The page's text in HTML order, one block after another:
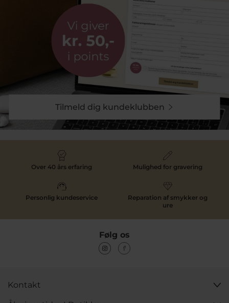
Tilmeld dig kundeklubben
Over 40 års erfaring Mulighed for gravering
Personlig kundeservice
Reparation af smykker og
ure
Følg os
Kontakt